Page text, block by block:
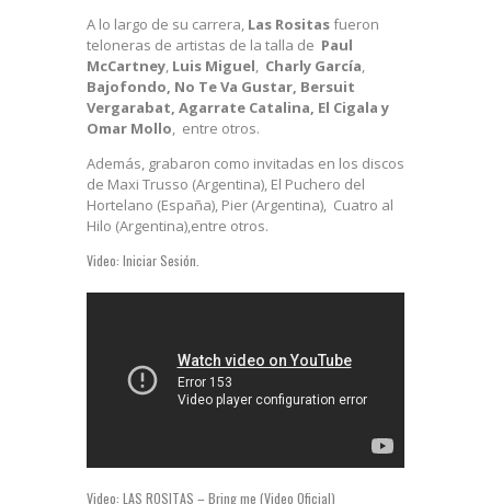
A lo largo de su carrera, Las Rositasfueron
teloneras de artistas de la talla de Paul
McCartney Luis Miguel Charly García
Bajofondo, No Te Va Gustar, Bersuit
Vergarabat, Agarrate Catalina, El Cigala y
Omar Mollo , entre otros.
Además, grabaron como invitadas en los discos
de Maxi Trusso (Argentina), El Puchero del
Hortelano (España), Pier (Argentina), Cuatro al
Hilo (Argentina),entre otros.
Video: Iniciar Sesión.
Video: LAS ROSITAS – Bring me (Video Oficial)